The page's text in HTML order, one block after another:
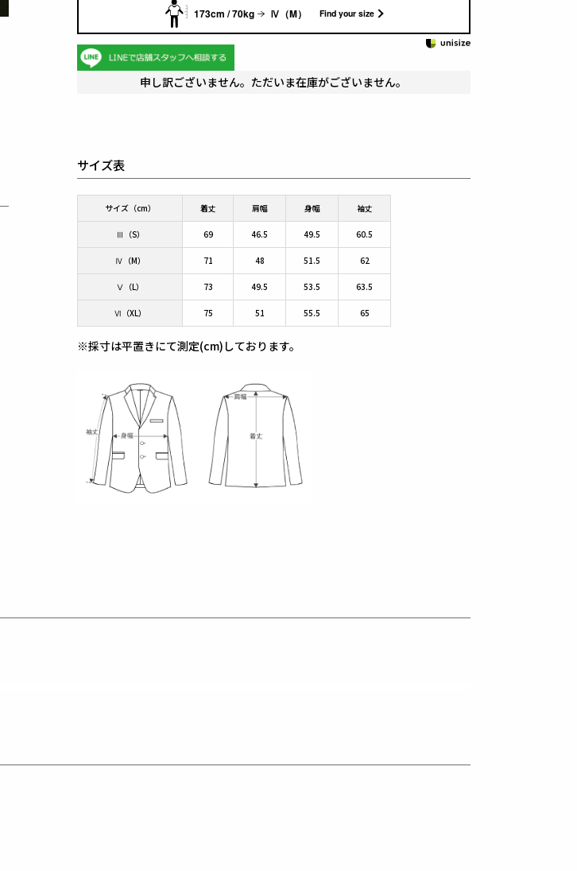
173cm / 70kg Ⅳ（M） Find your size
申し訳ございません。ただいま在庫がございません。
サイズ表
サイズ（cm） 着丈 肩幅 身幅 袖丈
Ⅲ（S） 69 46.5 49.5 60.5
Ⅳ（M） 71 48 51.5 62
Ⅴ（L） 73 49.5 53.5 63.5
Ⅵ（XL） 75 51 55.5 65
※採寸は平置きにて測定(cm)しております。